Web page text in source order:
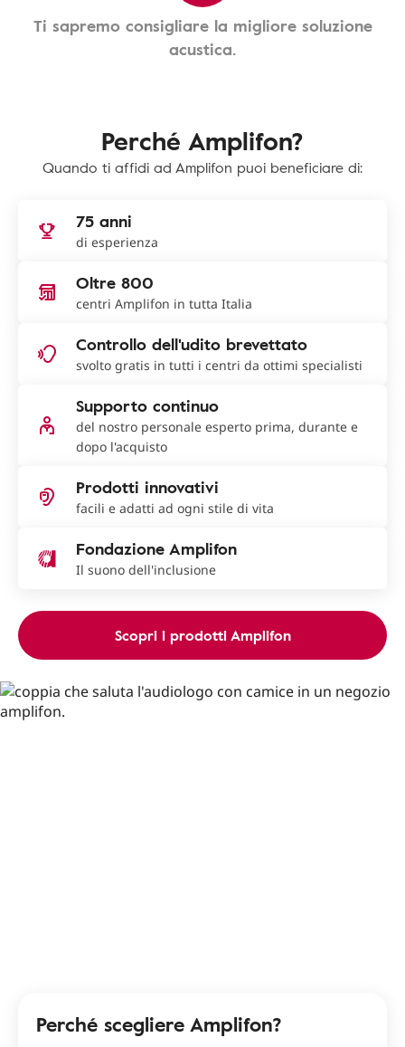
Ti sapremo consigliare la migliore soluzione
acustica.
Perché Amplifon?
Quando ti affidi ad Amplifon puoi beneficiare di:
75 anni
di esperienza
Oltre 800
centri Amplifon in tutta Italia
Controllo dell'udito brevettato
svolto gratis in tutti i centri da ottimi specialisti
Supporto continuo
del nostro personale esperto prima, durante e
dopo l'acquisto
Prodotti innovativi
facili e adatti ad ogni stile di vita
Fondazione Amplifon
Il suono dell'inclusione
Scopri i prodotti Amplifon
Perché scegliere Amplifon?